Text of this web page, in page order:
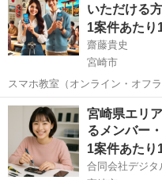
いただける
1案件あたり
齋藤貴史
宮崎市
スマホ教室（オンライン・オフ
（他の地域はお問合せください。） 一緒に運営していただける
ーを募集しています。 私が運営するスマホスクールは、スマホの操作
やアプリの操作について教...
宮崎 宮崎市 その他
宮崎県エリ
るメンバー
1案件あたり
合同会社デジタ